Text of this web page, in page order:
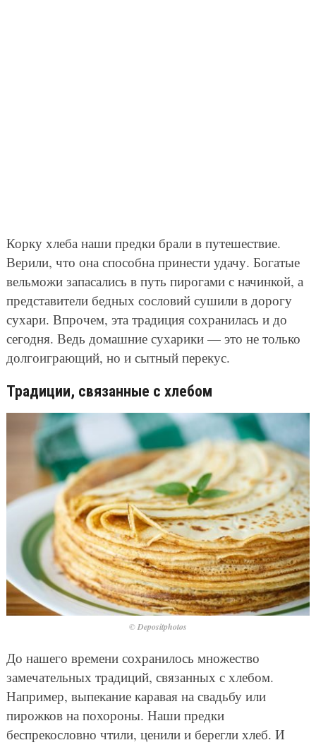
Корку хлеба наши предки брали в путешествие.
Верили, что она способна принести удачу. Богатые
вельможи запасались в путь пирогами с начинкой, а
представители бедных сословий сушили в дорогу
сухари. Впрочем, эта традиция сохранилась и до
сегодня. Ведь домашние сухарики — это не только
долгоиграющий, но и сытный перекус.
Традиции, связанные с хлебом
© Depositphotos
До нашего времени сохранилось множество
замечательных традиций, связанных с хлебом.
Например, выпекание каравая на свадьбу или
пирожков на похороны. Наши предки
беспрекословно чтили, ценили и берегли хлеб. И